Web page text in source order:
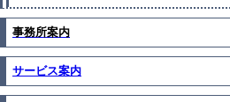
事務所案内
サービス案内